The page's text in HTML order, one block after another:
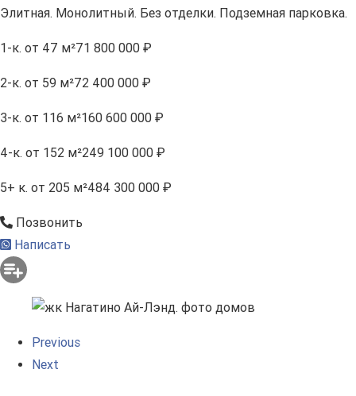
Элитная. Монолитный. Без отделки. Подземная парковка.
1-к. от 47 м²71 800 000 ₽
2-к. от 59 м²72 400 000 ₽
3-к. от 116 м²160 600 000 ₽
4-к. от 152 м²249 100 000 ₽
5+ к. от 205 м²484 300 000 ₽
Позвонить
Написать
Previous
Next